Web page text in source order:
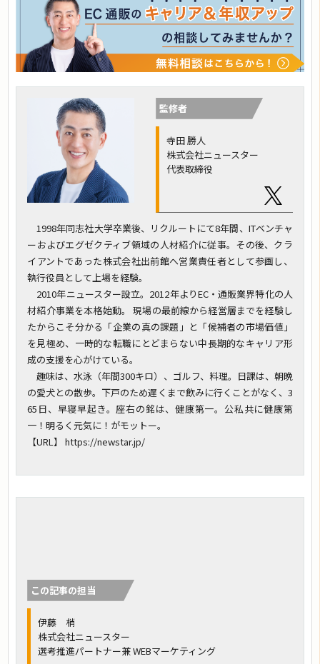
監修者
寺田 勝人
株式会社ニュースター
代表取締役
1998年同志社大学卒業後、リクルートにて8年間、ITベンチャ
ーおよびエグゼクティブ領域の人材紹介に従事。その後、クラ
イアントであった株式会社出前館へ営業責任者として参画し、
執行役員として上場を経験。
2010年ニュースター設立。2012年よりEC・通販業界特化の人
材紹介事業を本格始動。 現場の最前線から経営層までを経験し
たからこそ分かる「企業の真の課題」と「候補者の市場価値」
を見極め、一時的な転職にとどまらない中長期的なキャリア形
成の支援を心がけている。
趣味は、水泳（年間300キロ）、ゴルフ、料理。日課は、朝晩
の愛犬との散歩。下戸のため遅くまで飲みに行くことがなく、3
65日、早寝早起き。座右の銘は、健康第一。公私共に健康第
一！明るく元気に！がモットー。
【URL】 https://newstar.jp/
この記事の担当
伊藤 梢
株式会社ニュースター
選考推進パートナー兼 WEBマーケティング